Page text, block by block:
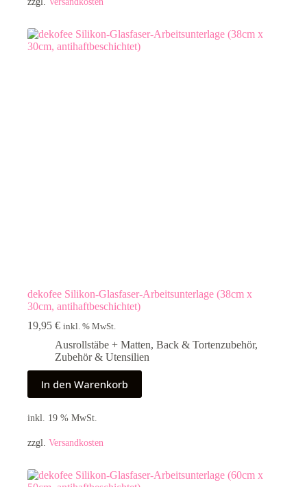
dekofee Silikon-Glasfaser-Arbeitsunterlage (38cm x
30cm, antihaftbeschichtet)
19,95 € inkl. % MwSt.
Ausrollstäbe + Matten, Back & Tortenzubehör,
Zubehör & Utensilien
In den Warenkorb
inkl. 19 % MwSt.
zzgl. Versandkosten